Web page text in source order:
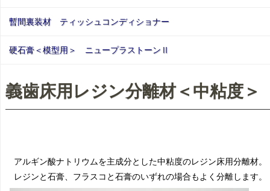
暫間裏装材 ティッシュコンディショナー
硬石膏＜模型用＞ ニュープラストーンⅡ
義歯床用レジン分離材＜中粘度
アルギン酸ナトリウムを主成分とした中粘度のレジン床用分離材。
レジンと石膏、フラスコと石膏のいずれの場合もよく分離します。